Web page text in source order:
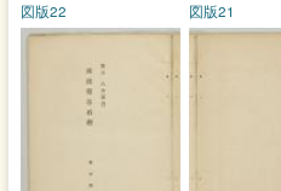
図版21
図版22